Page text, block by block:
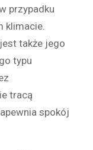
przypadku
klimacie.
także jego
typu
tracą
spokój